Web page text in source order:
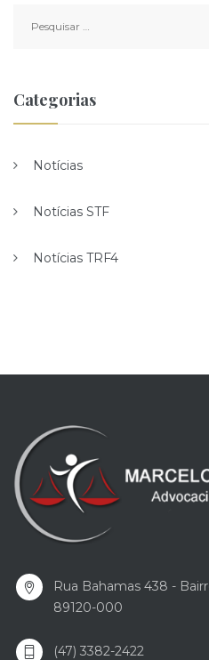
por:
Categorias
Notícias
Notícias STF
Notícias TRF4
Rua Bahamas 438 -
89120-000
(47) 3382-2422